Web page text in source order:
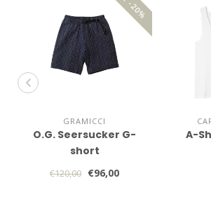
GRAMICCI
O.G. Seersucker G-
short
€120,00 €96,00
A-